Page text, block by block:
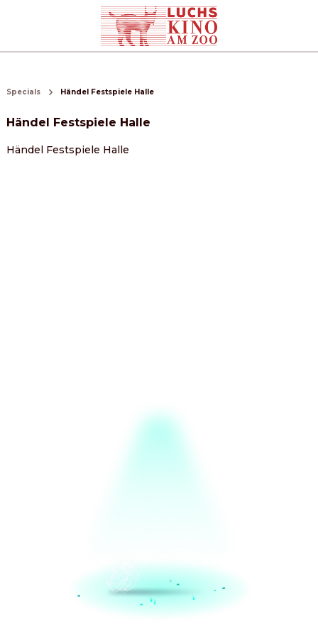
Specials Händel Festspiele Halle
Händel Festspiele Halle
Händel Festspiele Halle